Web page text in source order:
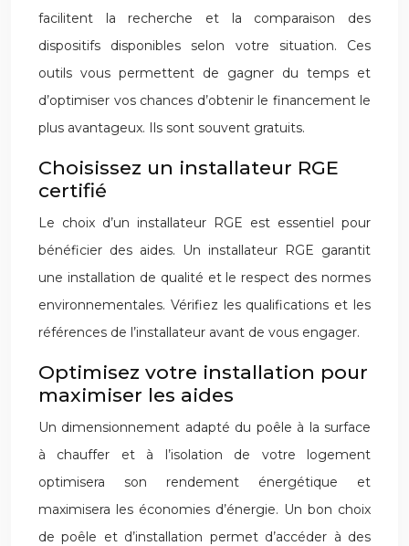
facilitent la recherche et la comparaison des
dispositifs disponibles selon votre situation. Ces
outils vous permettent de gagner du temps et
d’optimiser vos chances d’obtenir le financement le
plus avantageux. Ils sont souvent gratuits.
Choisissez un installateur RGE
certifié
Le choix d’un installateur RGE est essentiel pour
bénéficier des aides. Un installateur RGE garantit
une installation de qualité et le respect des normes
environnementales. Vérifiez les qualifications et les
références de l’installateur avant de vous engager.
Optimisez votre installation pour
maximiser les aides
Un dimensionnement adapté du poêle à la surface
à chauffer et à l’isolation de votre logement
optimisera son rendement énergétique et
maximisera les économies d’énergie. Un bon choix
de poêle et d’installation permet d’accéder à des